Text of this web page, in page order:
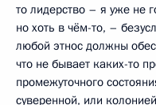
то лидерство – я уже не
но хоть в чём-то, –
любой этнос должны
что не бывает каких-то
промежуточного
суверенной, или